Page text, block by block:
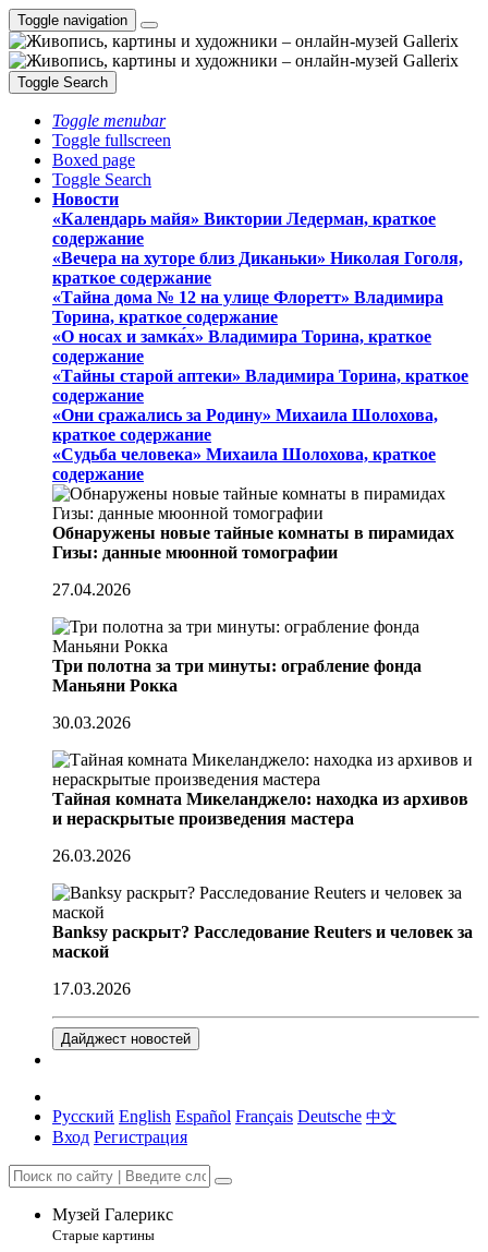
Toggle navigation
Toggle Search
Toggle menubar
Toggle fullscreen
Boxed page
Toggle Search
Новости
«Календарь майя» Виктории Ледерман, краткое
содержание
«Вечера на хуторе близ Диканьки» Николая Гоголя,
краткое содержание
«Тайна дома № 12 на улице Флоретт» Владимира
Торина, краткое содержание
«О носах и замка́х» Владимира Торина, краткое
содержание
«Тайны старой аптеки» Владимира Торина, краткое
содержание
«Они сражались за Родину» Михаила Шолохова,
краткое содержание
«Судьба человека» Михаила Шолохова, краткое
содержание
Обнаружены новые тайные комнаты в пирамидах
Гизы: данные мюонной томографии
27.04.2026
Три полотна за три минуты: ограбление фонда
Маньяни Рокка
30.03.2026
Тайная комната Микеланджело: находка из архивов
и нераскрытые произведения мастера
26.03.2026
Banksy раскрыт? Расследование Reuters и человек за
маской
17.03.2026
Дайджест новостей
Русский English Español Français Deutsche 中文
Вход Регистрация
Музей Галерикс
Старые картины